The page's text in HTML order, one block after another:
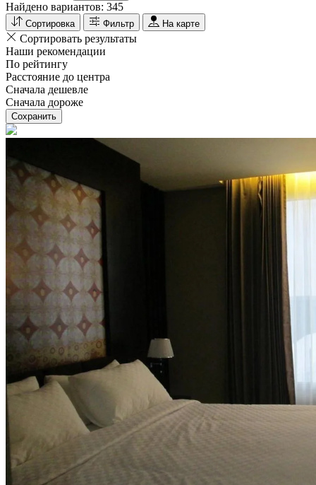
Найдено вариантов: 345
Сортировка Фильтр На карте
Сортировать результаты
Наши рекомендации
По рейтингу
Расстояние до центра
Сначала дешевле
Сначала дороже
Сохранить